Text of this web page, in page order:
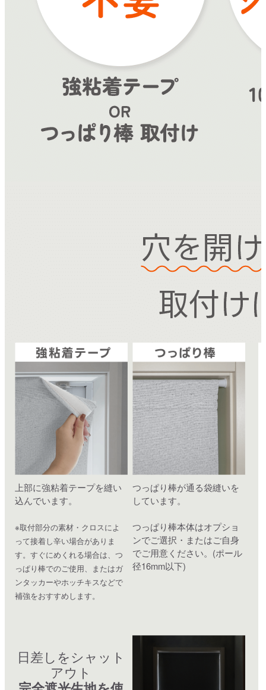
上部に強粘着テープを縫い
込んでいます。
※取付部分の素材・クロスによ
って接着し辛い場合がありま
す。すぐにめくれる場合は、つ
っぱり棒でのご使用、またはガ
ンタッカーやホッチキスなどで
補強をおすすめします。
つっぱり棒が通る袋縫いを
しています。
つっぱり棒本体はオプショ
ンでご選択・またはご自身
でご用意ください。(ポール
径16mm以下)
日差しをシャット
アウト